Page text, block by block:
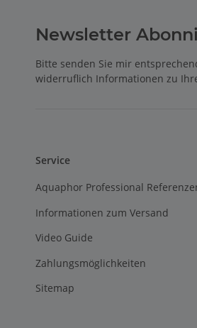
Newsletter
Bitte senden Sie mir
widerruflich Informationen zu
Service
Aquaphor Professional
Informationen zum Versand
Video Guide
Zahlungsmöglichkeiten
Sitemap